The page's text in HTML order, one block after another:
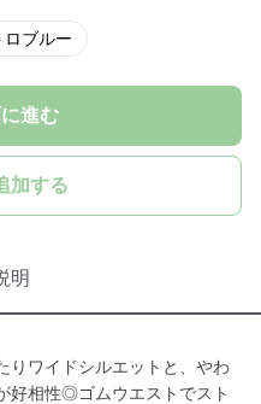
ロブルー
進む
加する
明
りワイドシルエットと、やわ
好相性◎ゴムウエストでスト